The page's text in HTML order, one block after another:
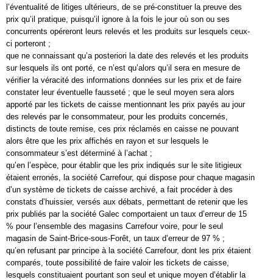
l’éventualité de litiges ultérieurs, de se pré-constituer la preuve des
prix qu’il pratique, puisqu’il ignore à la fois le jour où son ou ses
concurrents opéreront leurs relevés et les produits sur lesquels ceux-
ci porteront ;
que ne connaissant qu’a posteriori la date des relevés et les produits
sur lesquels ils ont porté, ce n’est qu’alors qu’il sera en mesure de
vérifier la véracité des informations données sur les prix et de faire
constater leur éventuelle fausseté ; que le seul moyen sera alors
apporté par les tickets de caisse mentionnant les prix payés au jour
des relevés par le consommateur, pour les produits concernés,
distincts de toute remise, ces prix réclamés en caisse ne pouvant
alors être que les prix affichés en rayon et sur lesquels le
consommateur s’est déterminé à l’achat ;
qu’en l’espèce, pour établir que les prix indiqués sur le site litigieux
étaient erronés, la société Carrefour, qui dispose pour chaque magasin
d’un système de tickets de caisse archivé, a fait procéder à des
constats d’huissier, versés aux débats, permettant de retenir que les
prix publiés par la société Galec comportaient un taux d’erreur de 15
% pour l’ensemble des magasins Carrefour voire, pour le seul
magasin de Saint-Brice-sous-Forêt, un taux d’erreur de 97 % ;
qu’en refusant par principe à la société Carrefour, dont les prix étaient
comparés, toute possibilité de faire valoir les tickets de caisse,
lesquels constituaient pourtant son seul et unique moyen d’établir la